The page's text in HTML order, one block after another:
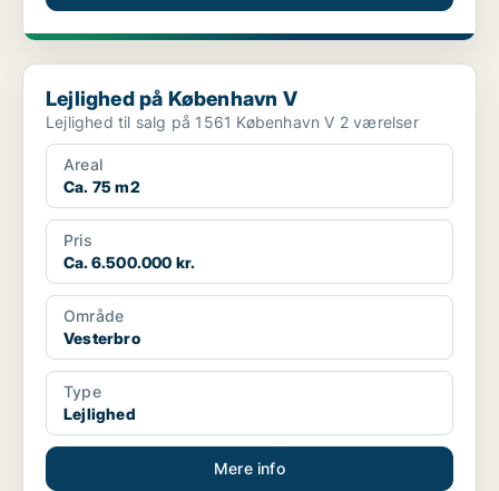
Lejlighed på København V
Lejlighed på København V
Lejlighed til salg på 1561 København V 2 værelser
Areal
Ca. 75 m2
Pris
Ca. 6.500.000 kr.
Område
Vesterbro
Type
Lejlighed
Mere info